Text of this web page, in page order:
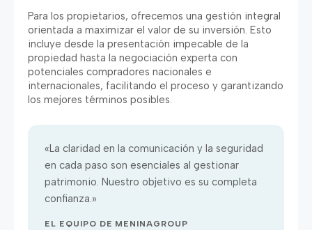
Para los propietarios, ofrecemos una gestión integral
orientada a maximizar el valor de su inversión. Esto
incluye desde la presentación impecable de la
propiedad hasta la negociación experta con
potenciales compradores nacionales e
internacionales, facilitando el proceso y garantizando
los mejores términos posibles.
«La claridad en la comunicación y la seguridad
en cada paso son esenciales al gestionar
patrimonio. Nuestro objetivo es su completa
confianza.»
EL EQUIPO DE MENINAGROUP